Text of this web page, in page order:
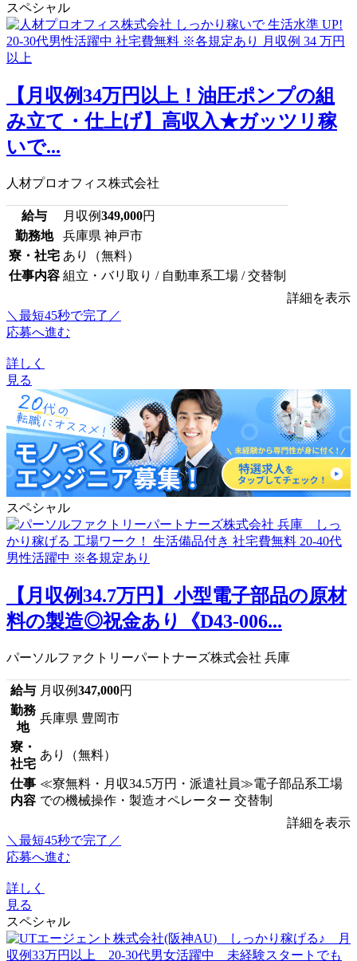
スペシャル
【月収例34万円以上！油圧ポンプの組
み立て・仕上げ】高収入★ガッツリ稼
いで...
人材プロオフィス株式会社
給与 月収例349,000円
勤務地
兵庫県 神戸市
寮・社宅 あり（無料）
仕事内容 組立・バリ取り / 自動車系工場 / 交替制
詳細を表示
＼最短45秒で完了／
応募へ進む
詳しく
見る
スペシャル
【月収例34.7万円】小型電子部品の原材
料の製造◎祝金あり《D43-006...
パーソルファクトリーパートナーズ株式会社 兵庫
給与 月収例347,000円
勤務
地
兵庫県 豊岡市
寮・
社宅
あり（無料）
仕事
内容
≪寮無料・月収34.5万円・派遣社員≫電子部品系工場
での機械操作・製造オペレーター 交替制
詳細を表示
＼最短45秒で完了／
応募へ進む
詳しく
見る
スペシャル